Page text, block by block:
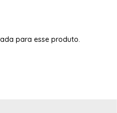
para esse produto.